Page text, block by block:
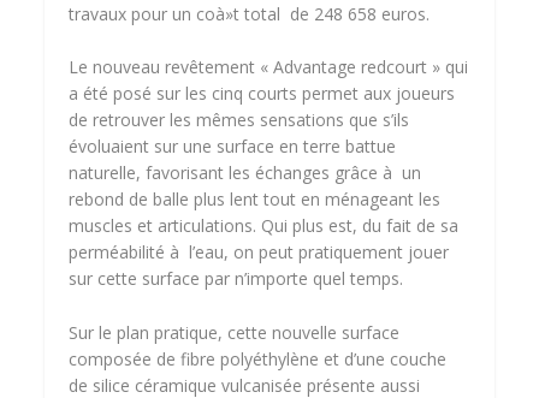
travaux pour un coà»t total de 248 658 euros.
Le nouveau revêtement « Advantage redcourt » qui
a été posé sur les cinq courts permet aux joueurs
de retrouver les mêmes sensations que s’ils
évoluaient sur une surface en terre battue
naturelle, favorisant les échanges grâce à un
rebond de balle plus lent tout en ménageant les
muscles et articulations. Qui plus est, du fait de sa
perméabilité à l’eau, on peut pratiquement jouer
sur cette surface par n’importe quel temps.
Sur le plan pratique, cette nouvelle surface
composée de fibre polyéthylène et d’une couche
de silice céramique vulcanisée présente aussi